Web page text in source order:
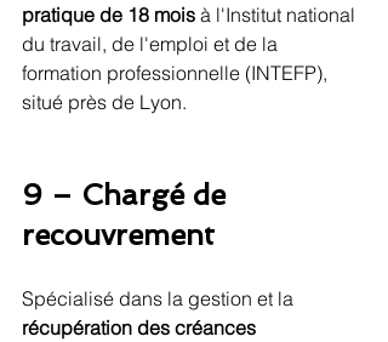
pratique de 18 mois à l'Institut national
du travail, de l'emploi et de la
formation professionnelle (INTEFP),
situé près de Lyon.
9 – Chargé de
recouvrement
Spécialisé dans la gestion et la
récupération des créances